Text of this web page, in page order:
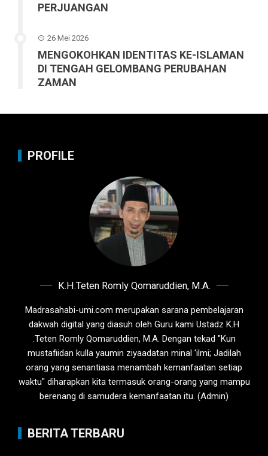
PERJUANGAN
26 Mei 2026
MENGOKOHKAN IDENTITAS KE-ISLAMAN
DI TENGAH GELOMBANG PERUBAHAN
ZAMAN
PROFILE
K.H.Teten Romly Qomaruddien, M.A.
Madrasahabi-umi.com merupakan sarana pembelajaran
dakwah digital yang diasuh oleh Guru kami Ustadz K.H
.Teten Romly Qomaruddien, M.A. Dengan tekad "Kun
mustafiidan kulla yaumin ziyaadatan minal 'ilmi; Jadilah
orang yang senantiasa menambah kemanfaatan setiap
waktu" diharapkan kita termasuk orang-orang yang mampu
berenang di samudera kemanfaatan itu. (Admin)
BERITA TERBARU